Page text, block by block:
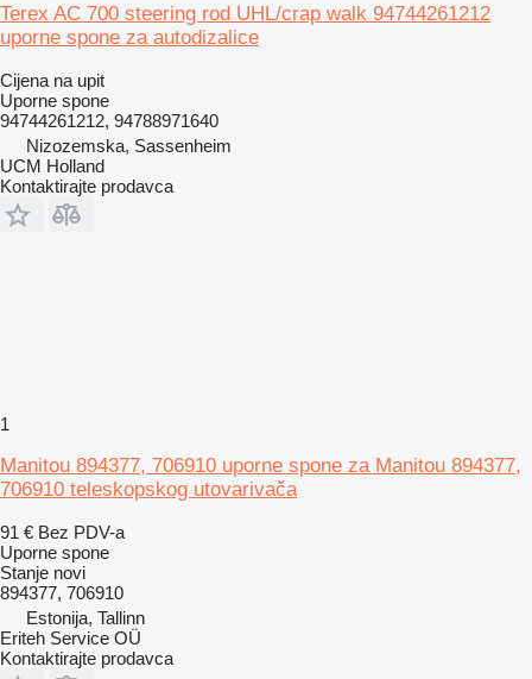
Terex AC 700 steering rod UHL/crap walk 94744261212
uporne spone za autodizalice
Cijena na upit
Uporne spone
94744261212, 94788971640
Nizozemska, Sassenheim
UCM Holland
Kontaktirajte prodavca
1
Manitou 894377, 706910 uporne spone za Manitou 894377,
706910 teleskopskog utovarivača
91 € Bez PDV-a
Uporne spone
Stanje novi
894377, 706910
Estonija, Tallinn
Eriteh Service OÜ
Kontaktirajte prodavca